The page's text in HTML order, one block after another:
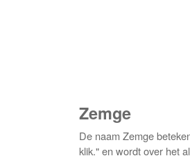
Zemge
De naam Zemge
klik." en wordt over het